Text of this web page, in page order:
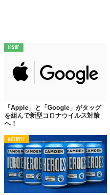
ISSUE
「Apple」と「Google」がタッグ
を組んで新型コロナウイルス対策
へ！
ACTIVITY